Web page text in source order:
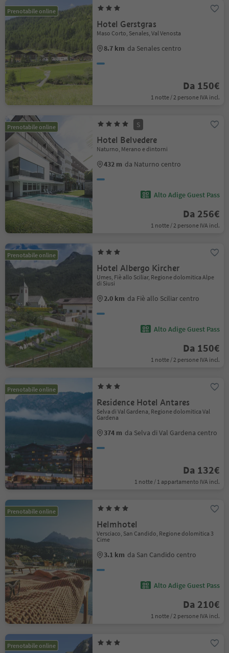
Prenotabile online
Hotel Gerstgras
Maso Corto, Senales, Val Venosta
8.7 km da Senales centro
Da 150€
1 notte / 2 persone IVA incl.
Prenotabile online S
Hotel Belvedere
Naturno, Merano e dintorni
432 m da Naturno centro
Alto Adige Guest Pass
Da 256€
1 notte / 2 persone IVA incl.
Prenotabile online
Hotel Albergo Kircher
Umes, Fiè allo Sciliar, Regione dolomitica Alpe
di Siusi
2.0 km da Fiè allo Sciliar centro
Alto Adige Guest Pass
Da 150€
1 notte / 2 persone IVA incl.
Prenotabile online
Residence Hotel Antares
Selva di Val Gardena, Regione dolomitica Val
Gardena
374 m da Selva di Val Gardena centro
Da 132€
1 notte / 1 appartamento IVA incl.
Prenotabile online
Helmhotel
Versciaco, San Candido, Regione dolomitica 3
Cime
3.1 km da San Candido centro
Alto Adige Guest Pass
Da 210€
1 notte / 2 persone IVA incl.
Prenotabile online